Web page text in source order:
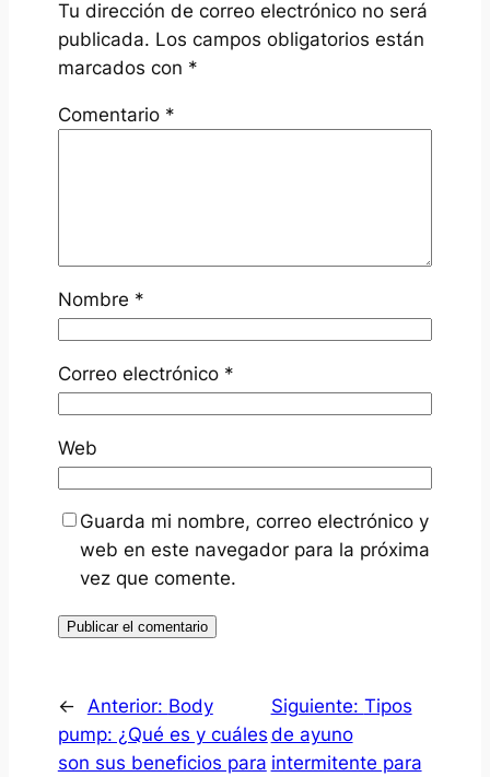
Tu dirección de correo electrónico no será
publicada. Los campos obligatorios están
marcados con *
Comentario *
Nombre *
Correo electrónico *
Web
Guarda mi nombre, correo electrónico y
web en este navegador para la próxima
vez que comente.
← Anterior: Body
pump: ¿Qué es y cuáles
son sus beneficios para
Siguiente: Tipos
de ayuno
intermitente para